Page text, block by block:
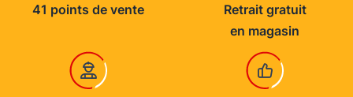
41 points de vente
Retrait gratuit
en magasin